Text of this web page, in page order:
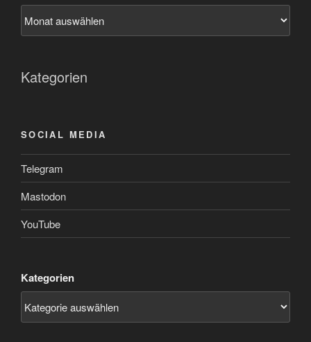
Kategorien
SOCIAL MEDIA
Telegram
Mastodon
YouTube
Kategorien